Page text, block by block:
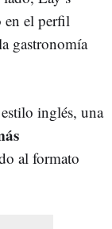
en el perfil
gastronomía
inglés, una
al formato